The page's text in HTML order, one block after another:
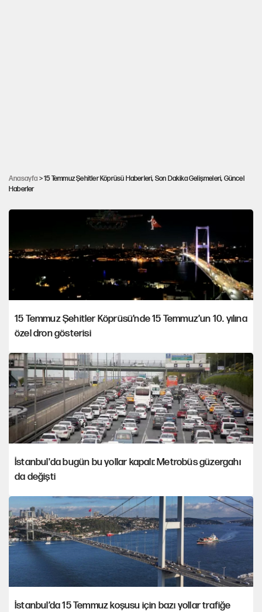
Anasayfa > 15 Temmuz Şehitler Köprüsü Haberleri, Son Dakika Gelişmeleri, Güncel
Haberler
Bahar Candan’dan 'Nihal Candan'ın hayatı
film olsaydı' sorusuna yanıt
15 Temmuz Şehitler Köprüsü’nde 15 Temmuz’un 10. yılına
özel dron gösterisi
İstanbul'da bugün bu yollar kapalı: Metrobüs güzergahı
da değişti
İstanbul’da 15 Temmuz koşusu için bazı yollar trafiğe